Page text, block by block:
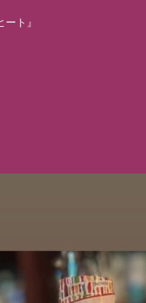
ト』